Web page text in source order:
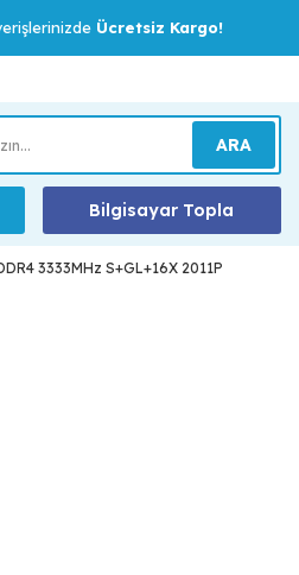
Ücretsiz Kargo!
ARA
Bilgisayar Topla